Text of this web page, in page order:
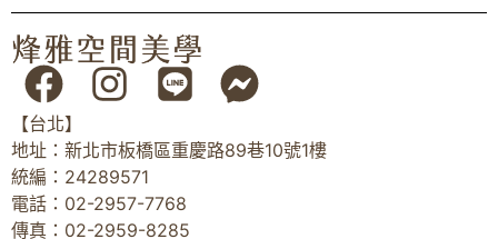
【台北】
地址：新北市板橋區重慶路89巷10號1樓
統編：24289571
電話：02-2957-7768
傳真：02-2959-8285